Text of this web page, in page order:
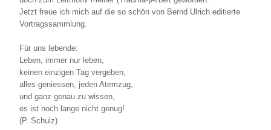
Jetzt freue ich mich auf die so schön von Bernd Ulrich editierte
Vortragssammlung.
Für uns lebende:
Leben, immer nur leben,
keinen einzigen Tag vergeben,
alles geniessen, jeden Atemzug,
und ganz genau zu wissen,
es ist noch lange nicht genug!
(P. Schulz)